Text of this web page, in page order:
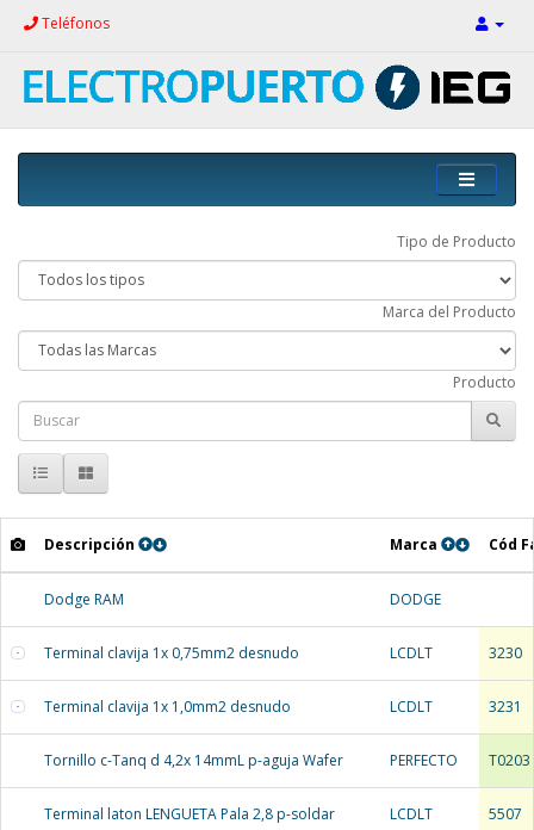
Teléfonos
Tipo de Producto
Marca del Producto
Producto
Descripción Marca Cód
Dodge RAM DODGE
Terminal clavija 1x 0,75mm2 desnudo LCDLT 3230
Terminal clavija 1x 1,0mm2 desnudo LCDLT 3231
Tornillo c-Tanq d 4,2x 14mmL p-aguja Wafer PERFECTO T0203
Terminal laton LENGUETA Pala 2,8 p-soldar LCDLT 5507